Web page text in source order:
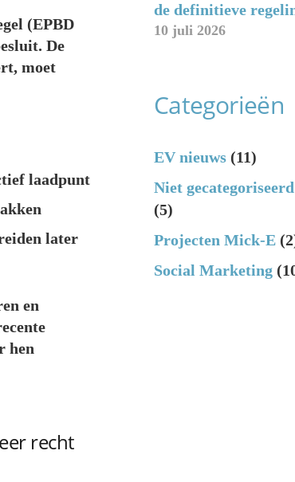
(EPBD
De
moet
laadpunt
later
en
hen
recht
de definitieve
10 juli 2026
Categorieën
EV nieuws(11)
Niet gecategoriseerd
(5)
Projecten Mick-E
Social Marketing